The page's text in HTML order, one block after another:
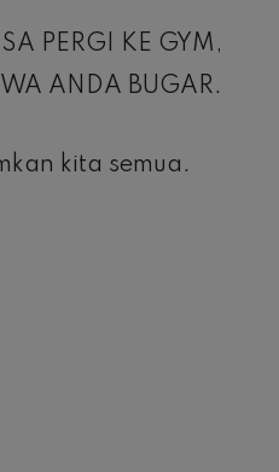
PERGI KE GYM,
ANDA BUGAR.
kita semua.